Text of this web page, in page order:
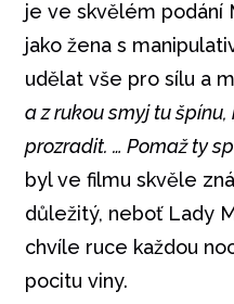
je ve skvělém podání
jako žena s
udělat vše pro sílu a
a z rukou smyj tu
prozradit. … Pomaž ty
byl ve filmu skvěle
důležitý, neboť Lady
chvíle ruce každou
pocitu viny.